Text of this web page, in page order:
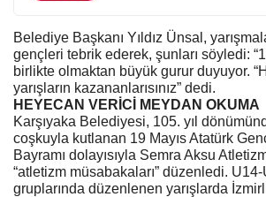
Belediye Başkanı Yıldız Ünsal,
gençleri tebrik ederek, şunları söyledi:
birlikte olmaktan büyük gurur duyuyor.
yarışların kazananlarısınız” dedi.
HEYECAN VERİCİ MEYDAN OKUMA
Karşıyaka Belediyesi, 105. yıl
coşkuyla kutlanan 19 Mayıs Atatürk
Bayramı dolayısıyla Semra Aksu
“atletizm müsabakaları” düzenledi.
gruplarında düzenlenen yarışlarda